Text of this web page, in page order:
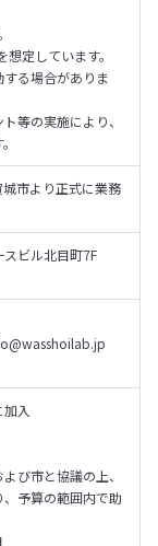
定しています。
る場合がありま
等の実施により、
市より正式に業務
ビル北目町7F
入
び市と協議の上、
予算の範囲内で助